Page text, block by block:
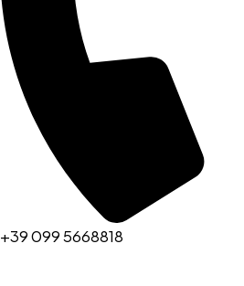
+39 099 5668818